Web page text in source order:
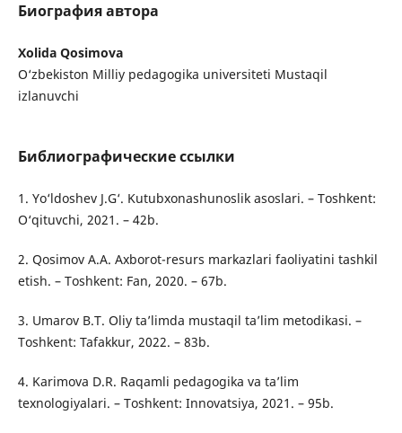
Биография автора
Xolida Qosimova
O‘zbekiston Milliy pedagogika universiteti Mustaqil
izlanuvchi
Библиографические ссылки
1. Yo‘ldoshev J.G‘. Kutubxonashunoslik asoslari. – Toshkent:
O‘qituvchi, 2021. – 42b.
2. Qosimov A.A. Axborot-resurs markazlari faoliyatini tashkil
etish. – Toshkent: Fan, 2020. – 67b.
3. Umarov B.T. Oliy ta’limda mustaqil ta’lim metodikasi. –
Toshkent: Tafakkur, 2022. – 83b.
4. Karimova D.R. Raqamli pedagogika va ta’lim
texnologiyalari. – Toshkent: Innovatsiya, 2021. – 95b.